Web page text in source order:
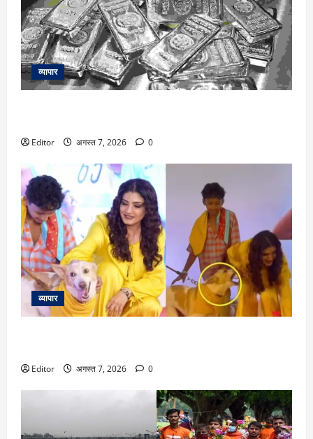
व्यापार
Editor अगस्त 7, 2026 0
व्यापार
Editor अगस्त 7, 2026 0